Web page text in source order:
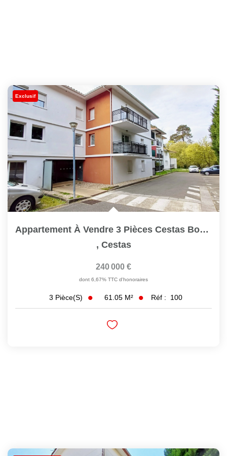
Exclusif
Appartement À Vendre 3 Pièces Cestas Bourg Ref 100
, Cestas
240 000 €
dont 6,67% TTC d'honoraires
3 Pièce(s) 61.05 M² Réf : 100